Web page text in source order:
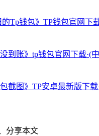
的Tp钱包》TP钱包官网下
没到账》tp钱包官网下载·(
截图》TP安卓最新版下
分享本文